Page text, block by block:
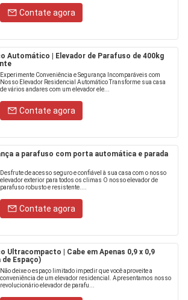
Contate agora
Automático | Elevador de Parafuso de 400kg
Experimente Conveniência e Segurança Incomparáveis com
Nosso Elevador Residencial Automático Transforme sua casa
de vários andares com um elevador ele...
Contate agora
a parafuso com porta automática e parada
Desfrute de acesso seguro e confiável à sua casa com o nosso
elevador exterior para todos os climas O nosso elevador de
parafuso robusto e resistente....
Contate agora
Ultracompacto | Cabe em Apenas 0,9 x 0,9
Espaço)
Não deixe o espaço limitado impedir que você aproveite a
conveniência de um elevador residencial. Apresentamos nosso
revolucionário elevador de parafu...